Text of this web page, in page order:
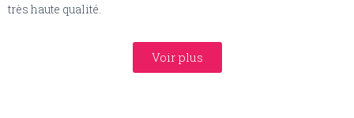
très haute qualité.
Voir plus